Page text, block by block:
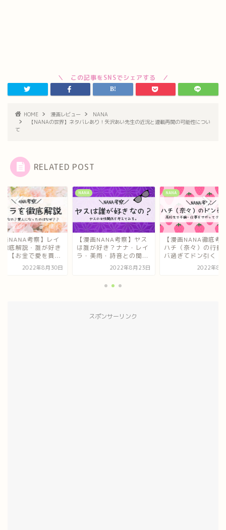
HOME 漫画レビュー
NANA
【NANAの世界】ネタバレあり！矢沢あい先生の近況と連載再開の可能性につい
て
RELATED POST
レイ
好き
買...
NANA
【漫画NANA考察】ヤス
は誰が好き？ナナ・レイ
ラ・美雨・詩音との関...
NANA
【漫画NANA徹底考察】
ハチ（奈々）の行動がヤ
バ過ぎてドン引く【高...
NANA
【漫
ラを
なの
スポンサーリンク